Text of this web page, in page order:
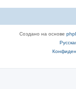
Создано на основе